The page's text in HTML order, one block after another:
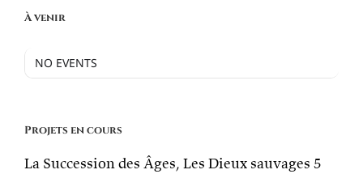
À venir
NO EVENTS
Projets en cours
La Succession des Âges, Les Dieux sauvages 5